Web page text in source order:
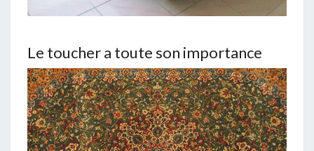
Le toucher a toute son importance